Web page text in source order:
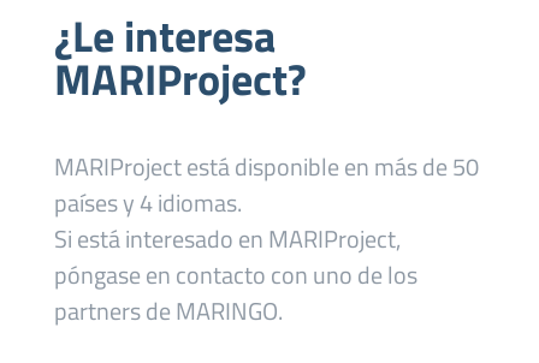
¿Le interesa
MARIProject?
MARIProject está disponible en más de 50
países y 4 idiomas.
Si está interesado en MARIProject,
póngase en contacto con uno de los
partners de MARINGO.